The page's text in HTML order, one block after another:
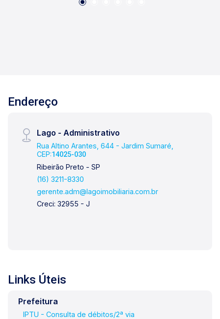
mini mercado, churrasqueira, garagem coberta,
Endereço
Lago - Administrativo
Rua Altino Arantes, 644 - Jardim Sumaré,
CEP:14025-030
Ribeirão Preto - SP
(16) 3211-8330
gerente.adm@lagoimobiliaria.com.br
Creci: 32955 - J
Links Úteis
Prefeitura
IPTU - Consulta de débitos/2ª via